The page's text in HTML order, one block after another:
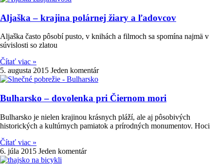
Aljaška – krajina polárnej žiary a ľadovcov
Aljaška často pôsobí pusto, v knihách a filmoch sa spomína najmä v
súvislosti so zlatou
Čítať viac »
5. augusta 2015 Jeden komentár
Bulharsko – dovolenka pri Čiernom mori
Bulharsko je nielen krajinou krásnych pláží, ale aj pôsobivých
historických a kultúrnych pamiatok a prírodných monumentov. Hoci
Čítať viac »
6. júla 2015 Jeden komentár